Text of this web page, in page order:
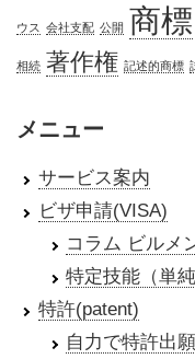
ウス 会社支配 公開 商標
相続 著作権 記述的商標
メニュー
サービス案内
ビザ申請(VISA)
コラム ビルメ
特定技能（単
特許(patent)
自力で特許出願